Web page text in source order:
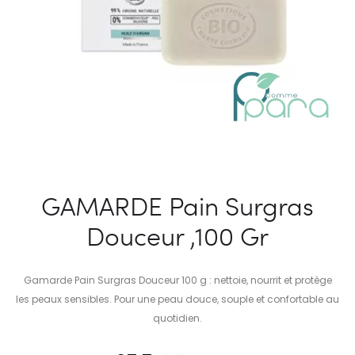
GAMARDE Pain Surgras
Douceur ,100 Gr
Gamarde Pain Surgras Douceur 100 g : nettoie, nourrit et protège
les peaux sensibles. Pour une peau douce, souple et confortable au
quotidien.